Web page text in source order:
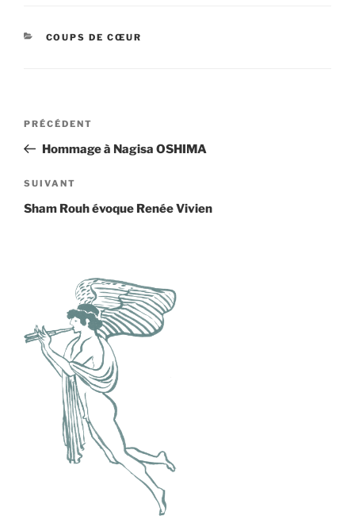
CATÉGORIES
COUPS DE CŒUR
Navigation
l’article
Article
précédent
PRÉCÉDENT
Hommage à Nagisa OSHIMA
Article
suivant
SUIVANT
Sham Rouh évoque Renée Vivien